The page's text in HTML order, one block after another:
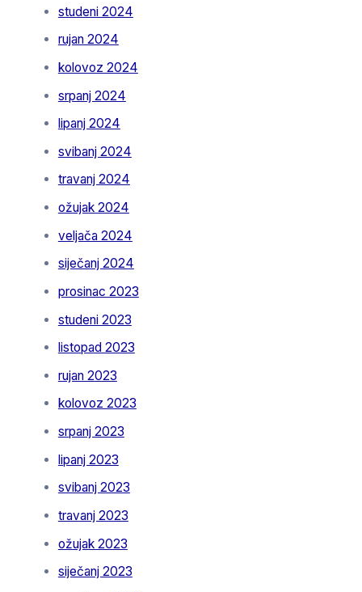
studeni 2024
rujan 2024
kolovoz 2024
srpanj 2024
lipanj 2024
svibanj 2024
travanj 2024
ožujak 2024
veljača 2024
siječanj 2024
prosinac 2023
studeni 2023
listopad 2023
rujan 2023
kolovoz 2023
srpanj 2023
lipanj 2023
svibanj 2023
travanj 2023
ožujak 2023
siječanj 2023